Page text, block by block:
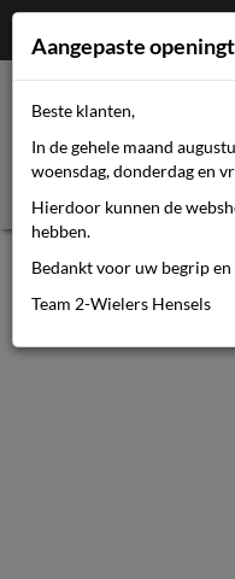
ATRANVELO
Dux DV 24-29,
directe montage
Aangepaste
Beste klanten,
In de gehele maand
woensdag, donderdag en
Hierdoor kunnen de
hebben.
Bedankt voor uw begrip
Team 2-Wielers Hensels